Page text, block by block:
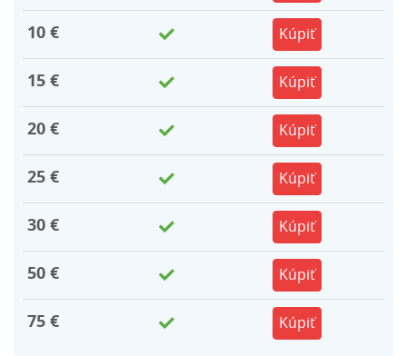
10 € Kúpiť
15 € Kúpiť
20 € Kúpiť
25 € Kúpiť
30 € Kúpiť
50 € Kúpiť
75 € Kúpiť